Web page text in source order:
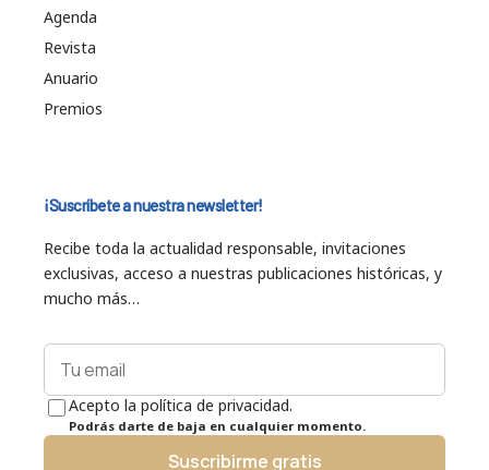
Agenda
Revista
Anuario
Premios
¡Suscríbete a nuestra newsletter!
Recibe toda la actualidad responsable, invitaciones
exclusivas, acceso a nuestras publicaciones históricas, y
mucho más…
Acepto la política de privacidad.
Podrás darte de baja en cualquier momento.
Suscribirme gratis